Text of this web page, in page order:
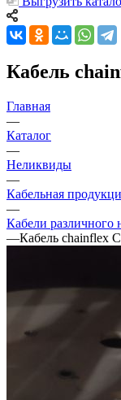
Кабель
Главная
—
Каталог
—
Неликвиды
—
Кабельная
—
Кабели различного
—Кабель chainflex